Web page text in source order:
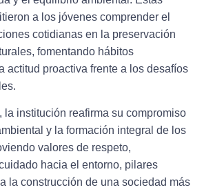
a los jóvenes comprender el
cotidianas en la preservación
fomentando hábitos
actitud proactiva frente a los desafíos
la institución reafirma su compromiso
y la formación integral de los
valores de respeto,
hacia el entorno, pilares
la construcción de una sociedad más